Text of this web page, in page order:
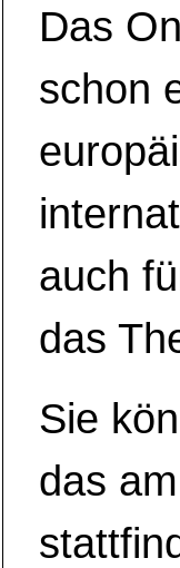
Das
schon
auch
das
Sie
das